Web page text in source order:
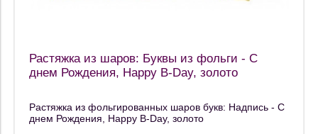
Растяжка из шаров: Буквы из фольги - С
днем Рождения, Happy B-Day, золото
Растяжка из фольгированных шаров букв: Надпись - С
днем Рождения, Happy B-Day, золото